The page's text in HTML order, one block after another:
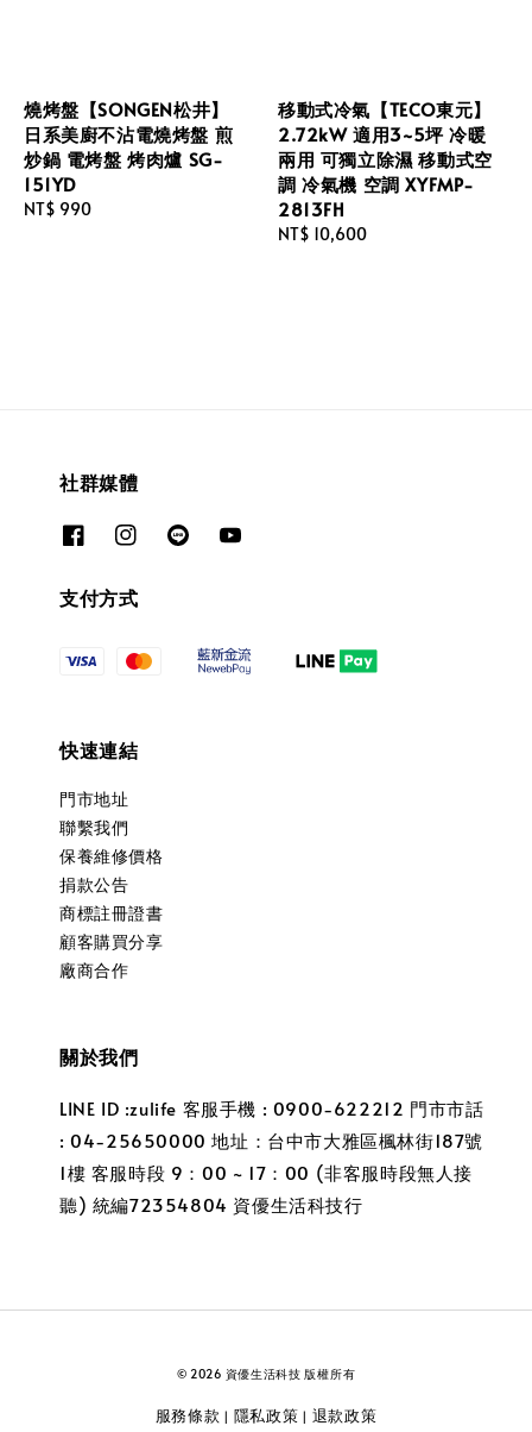
燒烤盤【SONGEN松井】
日系美廚不沾電燒烤盤 煎
炒鍋 電烤盤 烤肉爐 SG-
151YD
Regular
NT$ 990
移動式冷氣【TECO東元】
2.72kW 適用3~5坪 冷暖
兩用 可獨立除濕 移動式空
調 冷氣機 空調 XYFMP-
2813FH
Regular
NT$ 10,600
社群媒體
支付方式
快速連結
門市地址
聯繫我們
保養維修價格
捐款公告
商標註冊證書
顧客購買分享
廠商合作
關於我們
LINE ID :zulife 客服手機 : 0900-622212 門市市話
: 04-25650000 地址：台中市大雅區楓林街187號
1樓 客服時段 9：00 ~ 17：00 (非客服時段無人接
聽) 統編72354804 資優生活科技行
© 2026 資優生活科技 版權所有
服務條款 | 隱私政策 | 退款政策